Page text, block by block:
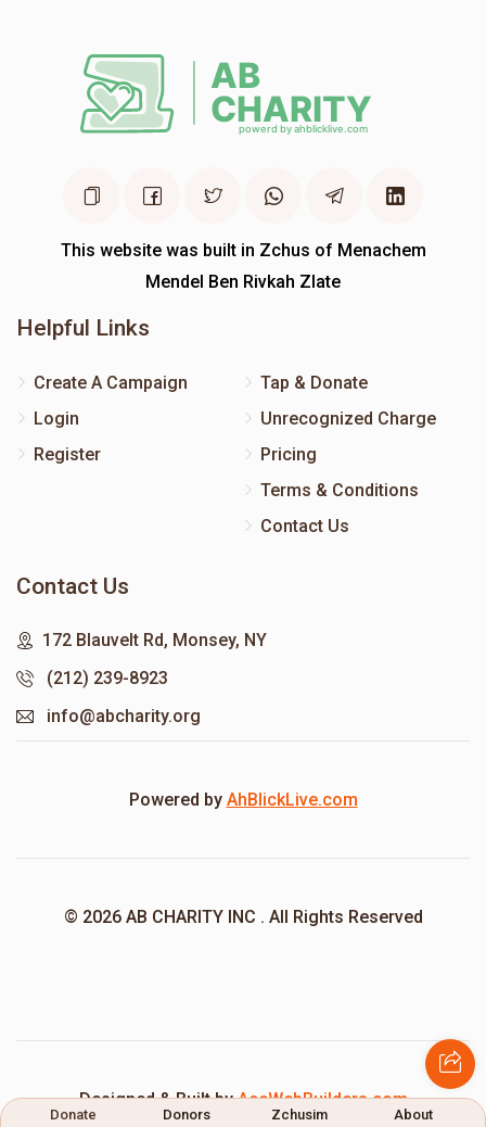
This website was built in Zchus of Menachem
Mendel Ben Rivkah Zlate
Helpful Links
Create A Campaign
Login
Register
Tap & Donate
Unrecognized Charge
Pricing
Terms & Conditions
Contact Us
Contact Us
172 Blauvelt Rd, Monsey, NY
(212) 239-8923
info@abcharity.org
Powered by AhBlickLive.com
© 2026 AB CHARITY INC . All Rights Reserved
Designed & Built byAceWebBuilders.com
Donate Donors Zchusim About